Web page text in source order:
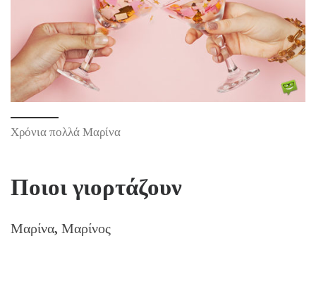
Χρόνια πολλά Μαρίνα
Ποιοι γιορτάζουν
Μαρίνα, Μαρίνος